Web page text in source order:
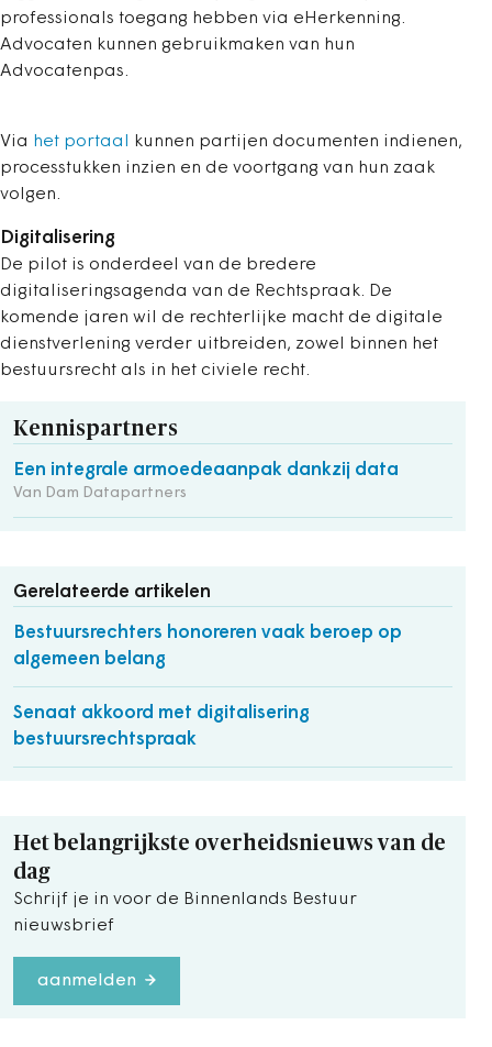
professionals toegang hebben via eHerkenning.
Advocaten kunnen gebruikmaken van hun
Advocatenpas.
Via het portaal
kunnen partijen documenten indienen,
processtukken inzien en de voortgang van hun zaak
volgen.
Digitalisering
De pilot is onderdeel van de bredere
digitaliseringsagenda van de Rechtspraak. De
komende jaren wil de rechterlijke macht de digitale
dienstverlening verder uitbreiden, zowel binnen het
bestuursrecht als in het civiele recht.
Kennispartners
Een integrale armoedeaanpak dankzij data
Van Dam Datapartners
Gerelateerde artikelen
Bestuursrechters honoreren vaak beroep op
algemeen belang
Senaat akkoord met digitalisering
bestuursrechtspraak
Het belangrijkste overheidsnieuws van de
dag
Schrijf je in voor de Binnenlands Bestuur
nieuwsbrief
aanmelden